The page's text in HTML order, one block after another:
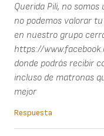
Querida Pili, no
no podemos valorar
en nuestro grupo
https://
donde podrás recibir
incluso de matronas
mejor
Respuesta